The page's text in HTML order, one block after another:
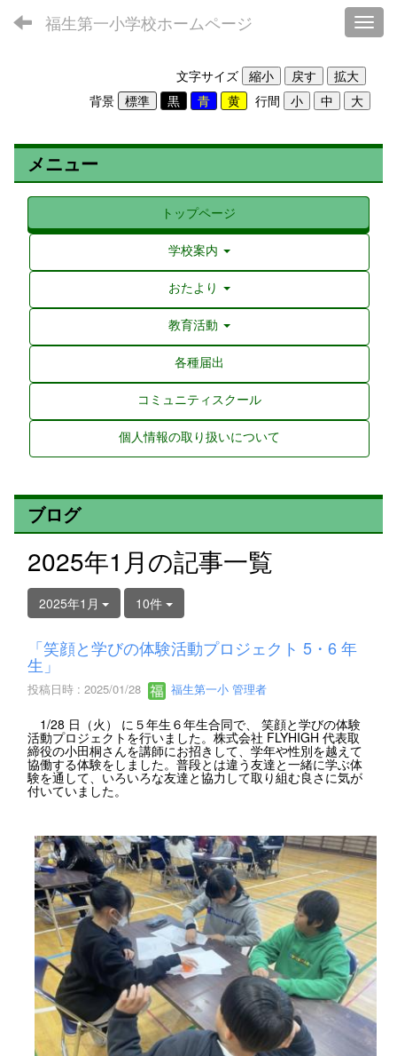
福生第一小学校ホームページ
文字サイズ
背景
行間
メニュー
トップページ
学校案内
おたより
教育活動
各種届出
コミュニティスクール
個人情報の取り扱いについて
ブログ
2025年1月の記事一覧
2025年1月 10件
「笑顔と学びの体験活動プロジェクト 5・6 年
生」
投稿日時 : 2025/01/28 福生第一小 管理者
1/28 日（火） に５年生６年生合同で、 笑顔と学びの体験
活動プロジェクトを行いました。株式会社 FLYHIGH 代表取
締役の小田桐さんを講師にお招きして、学年や性別を越えて
協働する体験をしました。普段とは違う友達と一緒に学ぶ体
験を通して、いろいろな友達と協力して取り組む良さに気が
付いていました。